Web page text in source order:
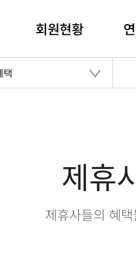
회원현황
택
제휴
제휴사들의 혜